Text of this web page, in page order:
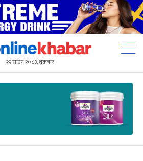
२२ साउन २०८३, शुक्रबार